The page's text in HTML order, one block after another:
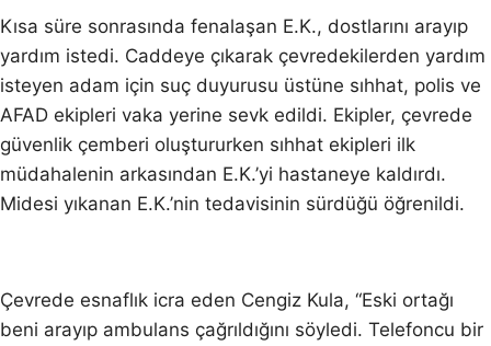
Kısa süre sonrasında fenalaşan E.K., dostlarını arayıp
yardım istedi. Caddeye çıkarak çevredekilerden yardım
isteyen adam için suç duyurusu üstüne sıhhat, polis ve
AFAD ekipleri vaka yerine sevk edildi. Ekipler, çevrede
güvenlik çemberi oluştururken sıhhat ekipleri ilk
müdahalenin arkasından E.K.’yi hastaneye kaldırdı.
Midesi yıkanan E.K.’nin tedavisinin sürdüğü öğrenildi.
Çevrede esnaflık icra eden Cengiz Kula, “Eski ortağı
beni arayıp ambulans çağrıldığını söyledi. Telefoncu bir